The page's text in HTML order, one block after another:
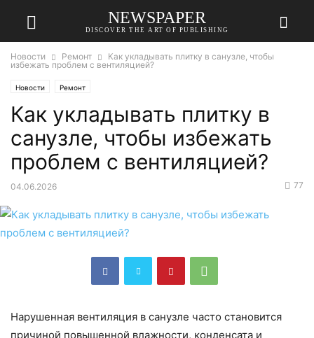
NEWSPAPER
DISCOVER THE ART OF PUBLISHING
Новости Ремонт
Как укладывать плитку в санузле, чтобы
избежать проблем с вентиляцией?
Новости Ремонт
Как укладывать плитку в
санузле, чтобы избежать
проблем с вентиляцией?
04.06.2026 77
Нарушенная вентиляция в санузле часто становится
причиной повышенной влажности, конденсата и